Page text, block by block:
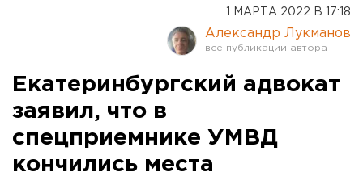
1 МАРТА 2022 В 17:18
Александр Лукманов
Екатеринбургский адвокат
заявил, что в
спецприемнике УМВД
кончились места